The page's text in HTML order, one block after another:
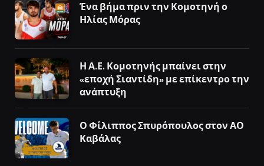
Ένα βήμα πριν την Κομοτηνή ο
Ηλίας Μόρας
Η Α.Ε. Κομοτηνής μπαίνει στην
«εποχή Σιαντίδη» με επίκεντρο την
ανάπτυξη
Ο Φίλιππος Σπυρόπουλος στον ΑΟ
Καβάλας